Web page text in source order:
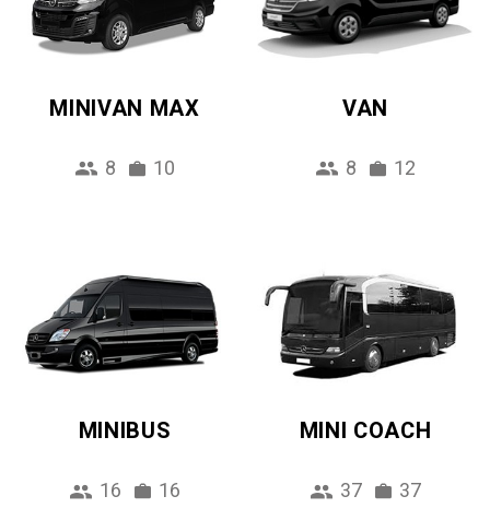
MINIVAN MAX
8 10
VAN
8 12
MINIBUS
16 16
MINI COACH
37 37